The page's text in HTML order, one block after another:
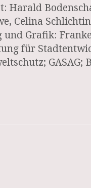
Harald
Celina
Grafik:
für
GASAG;